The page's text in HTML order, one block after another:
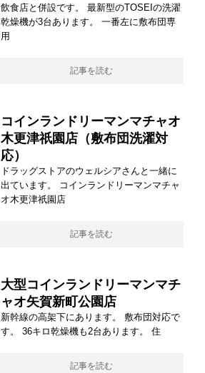
飲食店と併設です。 最新型のTOSEIの洗濯
乾燥機が3台あります。 一番左に敷布団専
用
記事を読む
コインランドリーマンマチャオ
木更津祇園店（敷布団洗濯対
応）
ドラッグストアのウェルシアさんと一緒に
出ています。 コインランドリーマンマチャ
オ木更津祇園店
記事を読む
大型コインランドリーマンマチ
ャオ矢賀新町公園店
新幹線の高架下にあります。 敷布団対応で
す。 36キロ乾燥機も2台あります。 住
記事を読む